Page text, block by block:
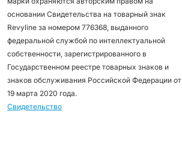
основании Свидетельства на товарный знак
Revyline за номером 776368, выданного
федеральной службой по интеллектуальной
собственности, зарегистрированного в
Государственном реестре товарных знаков и
знаков обслуживания Российской Федерации от
19 марта 2020 года.
Свидетельство